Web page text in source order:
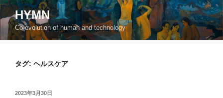
コ
ン
テ
ン
HYMN
Co-evolution of human and technology
タグ: ヘルスケア
投
2023年3月30日